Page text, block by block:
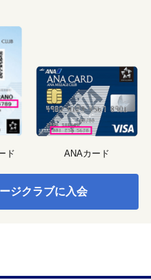
ド ANAカード
ジクラブに入会